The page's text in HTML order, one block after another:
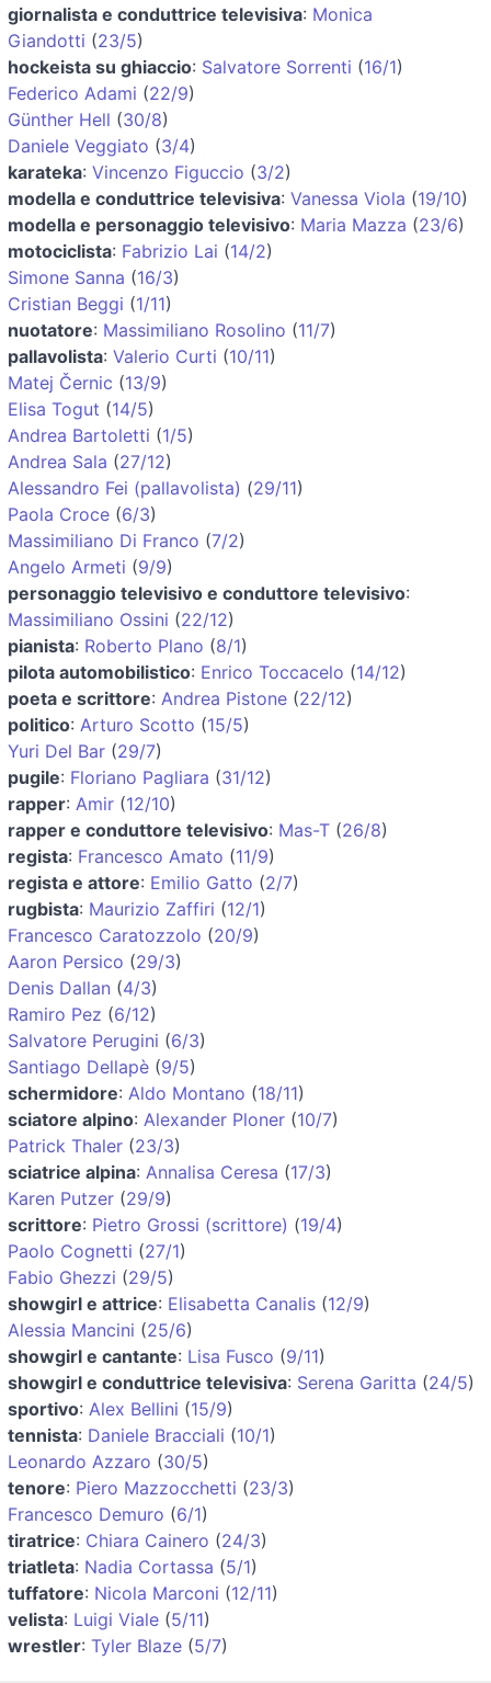
giornalista e conduttrice televisiva: Monica
Giandotti (23/5)
hockeista su ghiaccio: Salvatore Sorrenti (16/1)
Federico Adami (22/9)
Günther Hell (30/8)
Daniele Veggiato (3/4)
karateka: Vincenzo Figuccio (3/2)
modella e conduttrice televisiva: Vanessa Viola (19/10)
modella e personaggio televisivo: Maria Mazza (23/6)
motociclista: Fabrizio Lai (14/2)
Simone Sanna (16/3)
Cristian Beggi (1/11)
nuotatore: Massimiliano Rosolino (11/7)
pallavolista: Valerio Curti (10/11)
Matej Černic (13/9)
Elisa Togut (14/5)
Andrea Bartoletti (1/5)
Andrea Sala (27/12)
Alessandro Fei (pallavolista) (29/11)
Paola Croce (6/3)
Massimiliano Di Franco (7/2)
Angelo Armeti (9/9)
personaggio televisivo e conduttore televisivo:
Massimiliano Ossini (22/12)
pianista: Roberto Plano (8/1)
pilota automobilistico: Enrico Toccacelo (14/12)
poeta e scrittore: Andrea Pistone (22/12)
politico: Arturo Scotto (15/5)
Yuri Del Bar (29/7)
pugile: Floriano Pagliara (31/12)
rapper: Amir (12/10)
rapper e conduttore televisivo: Mas-T (26/8)
regista: Francesco Amato (11/9)
regista e attore: Emilio Gatto (2/7)
rugbista: Maurizio Zaffiri (12/1)
Francesco Caratozzolo (20/9)
Aaron Persico (29/3)
Denis Dallan (4/3)
Ramiro Pez (6/12)
Salvatore Perugini (6/3)
Santiago Dellapè (9/5)
schermidore: Aldo Montano (18/11)
sciatore alpino: Alexander Ploner (10/7)
Patrick Thaler (23/3)
sciatrice alpina: Annalisa Ceresa (17/3)
Karen Putzer (29/9)
scrittore: Pietro Grossi (scrittore) (19/4)
Paolo Cognetti (27/1)
Fabio Ghezzi (29/5)
showgirl e attrice: Elisabetta Canalis (12/9)
Alessia Mancini (25/6)
showgirl e cantante: Lisa Fusco (9/11)
showgirl e conduttrice televisiva: Serena Garitta (24/5)
sportivo: Alex Bellini (15/9)
tennista: Daniele Bracciali (10/1)
Leonardo Azzaro (30/5)
tenore: Piero Mazzocchetti (23/3)
Francesco Demuro (6/1)
tiratrice: Chiara Cainero (24/3)
triatleta: Nadia Cortassa (5/1)
tuffatore: Nicola Marconi (12/11)
velista: Luigi Viale (5/11)
wrestler: Tyler Blaze (5/7)